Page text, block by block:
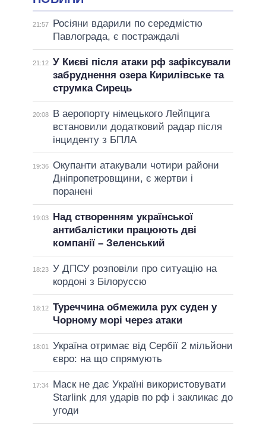
21:57
Росіяни вдарили по середмістю
Павлограда, є постраждалі
21:12 У Києві після атаки рф зафіксували
забруднення озера Кирилівське та
струмка Сирець
20:08
В аеропорту німецького Лейпцига
встановили додатковий радар після
інциденту з БПЛА
19:36 Окупанти атакували чотири райони
Дніпропетровщини, є жертви і
поранені
19:03
Над створенням української
антибалістики працюють дві
компанії – Зеленський
18:23 У ДПСУ розповіли про ситуацію на
кордоні з Білоруссю
18:12 Туреччина обмежила рух суден у
Чорному морі через атаки
18:01
Україна отримає від Сербії 2 мільйони
євро: на що спрямують
17:34
Маск не дає Україні використовувати
Starlink для ударів по рф і закликає до
угоди